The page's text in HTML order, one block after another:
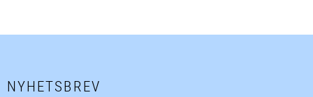
NYHETSBREV